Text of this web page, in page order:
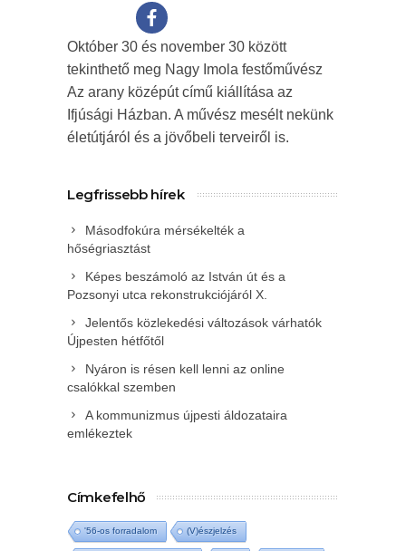
Október 30 és november 30 között
tekinthető meg Nagy Imola festőművész
Az arany középút című kiállítása az
Ifjúsági Házban. A művész mesélt nekünk
életútjáról és a jövőbeli terveiről is.
Legfrissebb hírek
Másodfokúra mérsékelték a
hőségriasztást
Képes beszámoló az István út és a
Pozsonyi utca rekonstrukciójáról X.
Jelentős közlekedési változások várhatók
Újpesten hétfőtől
Nyáron is résen kell lenni az online
csalókkal szemben
A kommunizmus újpesti áldozataira
emlékeztek
Címkefelhő
'56-os forradalom (V)észjelzés